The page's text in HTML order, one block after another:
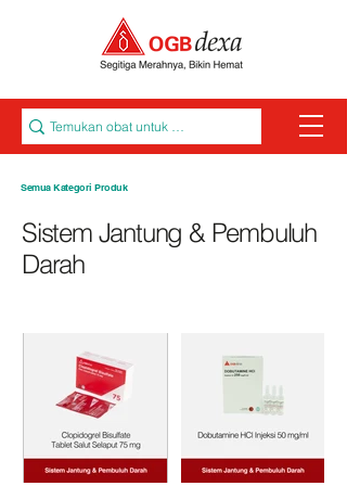
Semua Kategori Produk
Sistem Jantung & Pembuluh
Darah